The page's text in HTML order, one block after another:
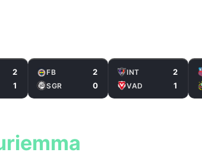
2
1
FB 2
SGR 0
INT 2
VAD 1